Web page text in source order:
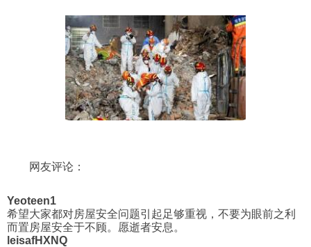
网友评论：
Yeoteen1
希望大家都对房屋安全问题引起足够重视，不要为眼前之利
而置房屋安全于不顾。愿逝者安息。
leisafHXNQ